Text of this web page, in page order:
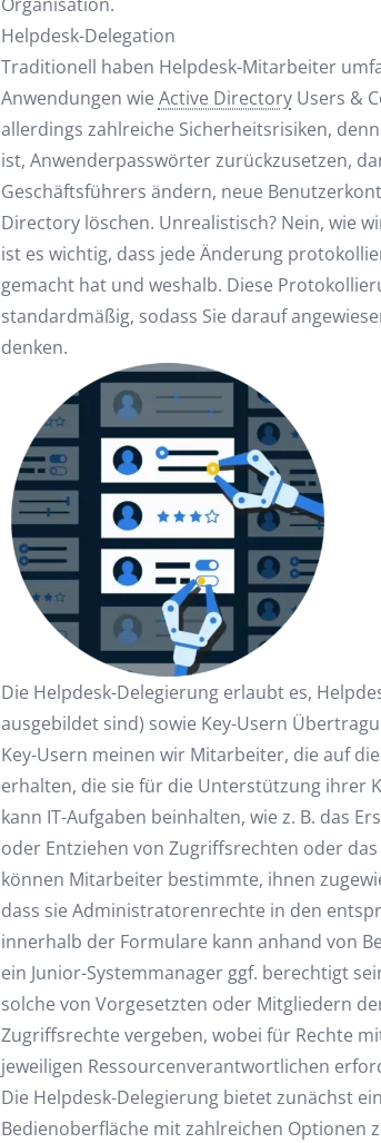
Helpdesk-Delegation
Traditionell haben Helpdesk-Mitarbeiter
Anwendungen wie Active DirectoryUsers &
allerdings zahlreiche Sicherheitsrisiken,
ist, Anwenderpasswörter zurückzusetzen,
Geschäftsführers ändern, neue
Directory löschen. Unrealistisch? Nein, wie
ist es wichtig, dass jede Änderung
gemacht hat und weshalb. Diese
standardmäßig, sodass Sie darauf
denken.
Die Helpdesk-Delegierung erlaubt es,
ausgebildet sind) sowie Key-Usern
Key-Usern meinen wir Mitarbeiter, die auf
erhalten, die sie für die Unterstützung ihrer
kann IT-Aufgaben beinhalten, wie z. B. das
oder Entziehen von Zugriffsrechten oder
können Mitarbeiter bestimmte, ihnen
dass sie Administratorenrechte in den
innerhalb der Formulare kann anhand von
ein Junior-Systemmanager ggf. berechtigt
solche von Vorgesetzten oder Mitgliedern
Zugriffsrechte vergeben, wobei für Rechte
jeweiligen Ressourcenverantwortlichen
Die Helpdesk-Delegierung bietet zunächst
Bedienoberfläche mit zahlreichen Optionen